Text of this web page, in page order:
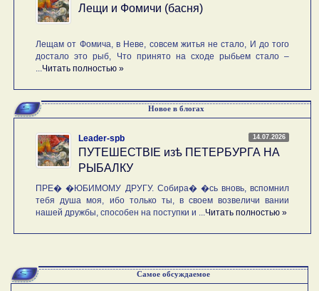
Лещи и Фомичи (басня)
Лещам от Фомича, в Неве, совсем житья не стало, И до того
достало это рыб, Что принято на сходе рыбьем стало –
Читать полностью »
Новое в блогах
14.07.2026
Leader-spb
ПУТЕШЕСТВIE изѣ ПЕТЕРБУРГА НА
РЫБАЛКУ
ПРЕ� �ЮБИМОМУ ДРУГУ. Собира� �сь вновь, вспомнил
тебя душа моя, ибо только ты, в своем возвеличи вании
нашей дружбы, способен на поступки и ... Читать полностью »
Самое обсуждаемое